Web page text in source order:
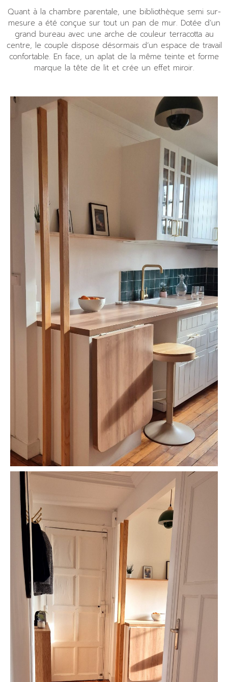
Quant à la chambre parentale, une bibliothèque semi sur-
mesure a été conçue sur tout un pan de mur. Dotée d’un
grand bureau avec une arche de couleur terracotta au
centre, le couple dispose désormais d’un espace de travail
confortable. En face, un aplat de la même teinte et forme
marque la tête de lit et crée un effet miroir.